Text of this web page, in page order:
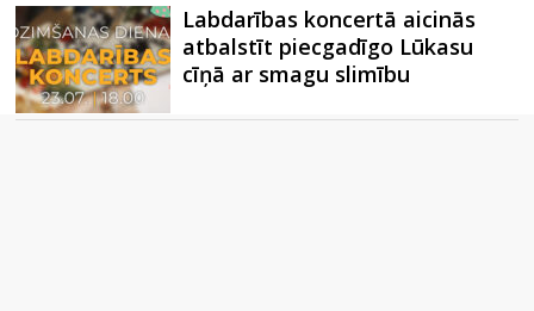
Labdarības koncertā aicinās
atbalstīt piecgadīgo Lūkasu
cīņā ar smagu slimību